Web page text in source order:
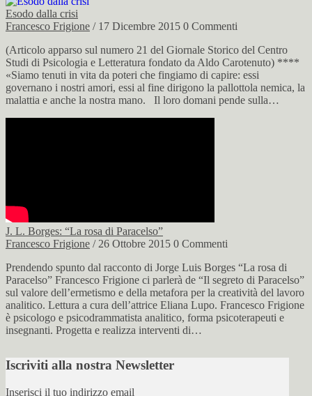
Esodo dalla crisi
Francesco Frigione / 17 Dicembre 2015 0 Commenti
(Articolo apparso sul numero 21 del Giornale Storico del Centro
Studi di Psicologia e Letteratura fondato da Aldo Carotenuto) ****
«Siamo tenuti in vita da poteri che fingiamo di capire: essi
governano i nostri amori, essi al fine dirigono la pallottola nemica, la
malattia e anche la nostra mano. Il loro domani pende sulla…
J. L. Borges: “La rosa di Paracelso”
Francesco Frigione / 26 Ottobre 2015 0 Commenti
Prendendo spunto dal racconto di Jorge Luis Borges “La rosa di
Paracelso” Francesco Frigione ci parlerà de “Il segreto di Paracelso”
sul valore dell’ermetismo e della metafora per la creatività del lavoro
analitico. Lettura a cura dell’attrice Eliana Lupo. Francesco Frigione
è psicologo e psicodrammatista analitico, forma psicoterapeuti e
insegnanti. Progetta e realizza interventi di…
Iscriviti alla nostra Newsletter
Inserisci il tuo indirizzo email